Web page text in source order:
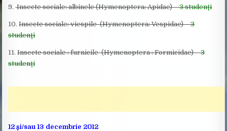
9.Insecte sociale: albinele (Hymenoptera: Apidae) –3 studenţi
10.Insecte sociale: viespile (Hymenoptera: Vespidae) –3
studenţi
11.Insecte sociale : furnicile (Hymenoptera : Formicidae) –3
studenţi
12 şi/sau 13 decembrie 2012